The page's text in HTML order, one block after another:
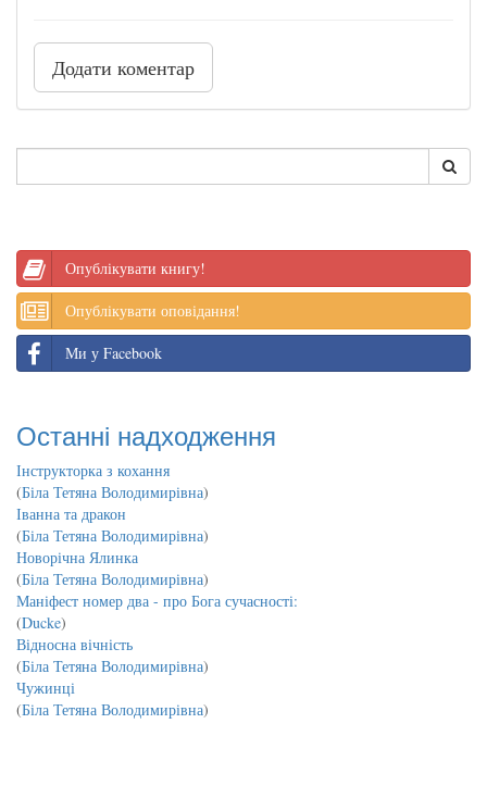
Додати коментар
Опублікувати книгу!
Опублікувати оповідання!
Ми у Facebook
Останні надходження
Інструкторка з кохання
(Біла Тетяна Володимирівна)
Іванна та дракон
(Біла Тетяна Володимирівна)
Новорічна Ялинка
(Біла Тетяна Володимирівна)
Маніфест номер два - про Бога сучасності:
(Ducke)
Відносна вічність
(Біла Тетяна Володимирівна)
Чужинці
(Біла Тетяна Володимирівна)